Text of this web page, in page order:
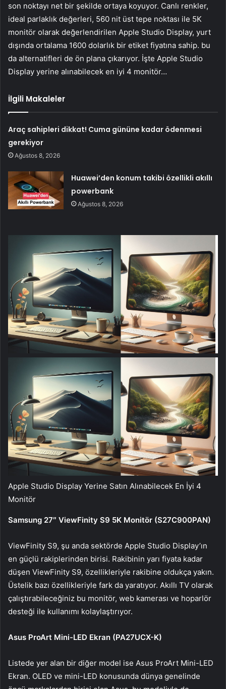
son noktayı net bir şekilde ortaya koyuyor. Canlı renkler,
ideal parlaklık değerleri, 560 nit üst tepe noktası ile 5K
monitör olarak değerlendirilen Apple Studio Display, yurt
dışında ortalama 1600 dolarlık bir etiket fiyatına sahip. bu
da alternatifleri de ön plana çıkarıyor. İşte Apple Studio
Display yerine alınabilecek en iyi 4 monitör…
İlgili Makaleler
Araç sahipleri dikkat! Cuma gününe kadar ödenmesi
gerekiyor
Ağustos 8, 2026
Huawei’den konum takibi özellikli akıllı
powerbank
Ağustos 8, 2026
Apple Studio Display Yerine Satın Alınabilecek En İyi 4
Monitör
Samsung 27″ ViewFinity S9 5K Monitör (S27C900PAN)
ViewFinity S9, şu anda sektörde Apple Studio Display’ın
en güçlü rakiplerinden birisi. Rakibinin yarı fiyata kadar
düşen ViewFinity S9, özellikleriyle rakibine oldukça yakın.
Üstelik bazı özellikleriyle fark da yaratıyor. Akıllı TV olarak
çalıştırabileceğiniz bu monitör, web kamerası ve hoparlör
desteği ile kullanımı kolaylaştırıyor.
Asus ProArt Mini-LED Ekran (PA27UCX-K)
Listede yer alan bir diğer model ise Asus ProArt Mini-LED
Ekran. OLED ve mini-LED konusunda dünya genelinde